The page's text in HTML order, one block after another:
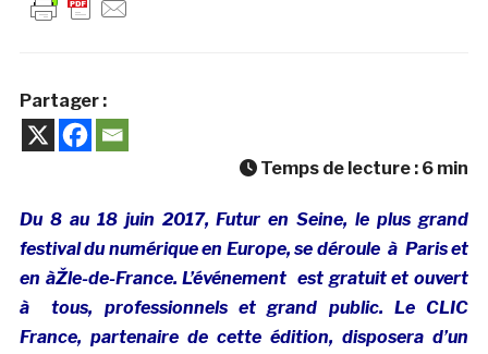
Partager :
Temps de lecture : 6 min
Du 8 au 18 juin 2017, Futur en Seine, le plus grand
festival du numérique en Europe, se déroule à Paris et
en àŽle-de-France. L’événement est gratuit et ouvert
à tous, professionnels et grand public. Le CLIC
France, partenaire de cette édition, disposera d’un